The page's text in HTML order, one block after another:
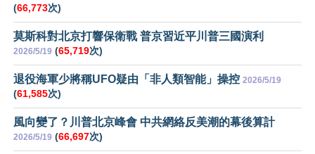
(66,773次)
莫斯科對北京打響保衛戰 普京習近平川普三國演利
2026/5/19 (65,719次)
退役海軍少將稱UFO疑由「非人類智能」操控 2026/5/19
(61,585次)
風向變了？川普北京峰會 中共網絡反美潮的幕後算計
2026/5/19 (66,697次)